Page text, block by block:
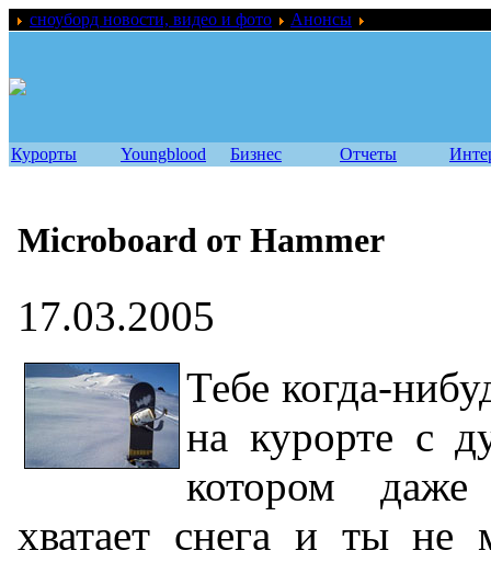
сноуборд новости, видео и фото Анонсы
Курорты Youngblood Бизнес Отчеты
Microboard от Hammer
17.03.2005
Тебе когда-
на курорте с
котором
хватает снега и ты не